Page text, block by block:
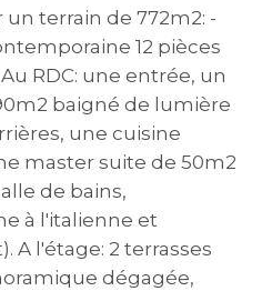
un terrain de 772m2: -
12 pièces
RDC: une entrée, un
baigné de lumière
une cuisine
master suite de 50m2
de bains,
à l'italienne et
A l'étage: 2 terrasses
dégagée,